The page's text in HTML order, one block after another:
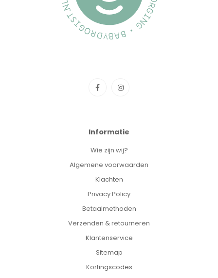
Informatie
Wie zijn wij?
Algemene voorwaarden
Klachten
Privacy Policy
Betaalmethoden
Verzenden & retourneren
Klantenservice
Sitemap
Kortingscodes